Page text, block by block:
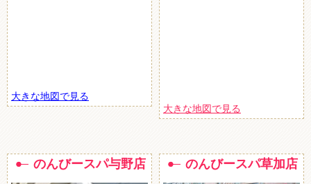
大きな地図で見る
大きな地図で見る
のんびースパ与野店 のんびースパ草加店